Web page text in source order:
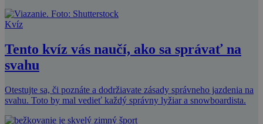
Kvíz
Tento kvíz vás naučí, ako sa správať na
svahu
Otestujte sa, či poznáte a dodržiavate zásady správneho jazdenia na
svahu. Toto by mal vedieť každý správny lyžiar a snowboardista.